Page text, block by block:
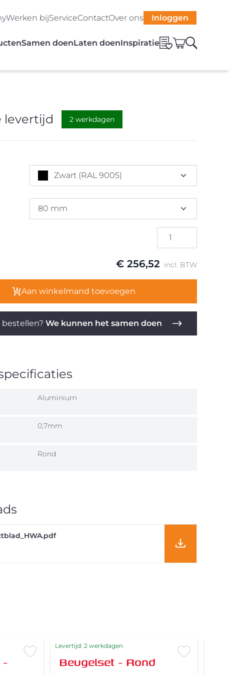
Werken bijServiceContactOver ons Inloggen
Samen doenLaten doenInspiratie
levertijd 2 werkdagen
Zwart (RAL 9005)
80 mm
€ 256,52 incl. BTW
Aan winkelmand toevoegen
We kunnen het samen doen
Aluminium
0,7mm
Rond
Voeg toe aan verlanglijst
-
Levertijd: 2 werkdagen
Beugelset - Rond